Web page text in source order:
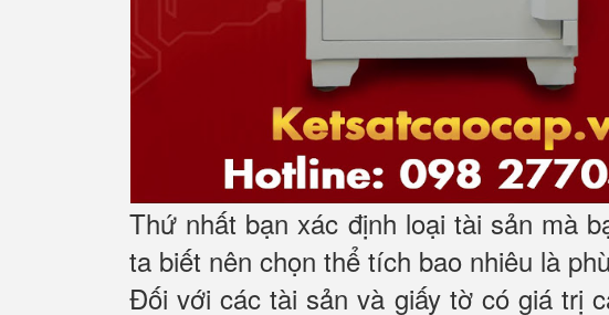
Thứ nhất bạn xác định loại tài sản mà
ta biết nên chọn thể tích bao nhiêu là
Đối với các tài sản và giấy tờ có giá trị